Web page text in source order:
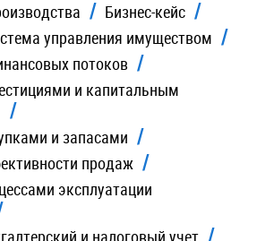
Бизнес-кейс
управления имуществом
потоков
и капитальным
и запасами
продаж
эксплуатации
и налоговый учет